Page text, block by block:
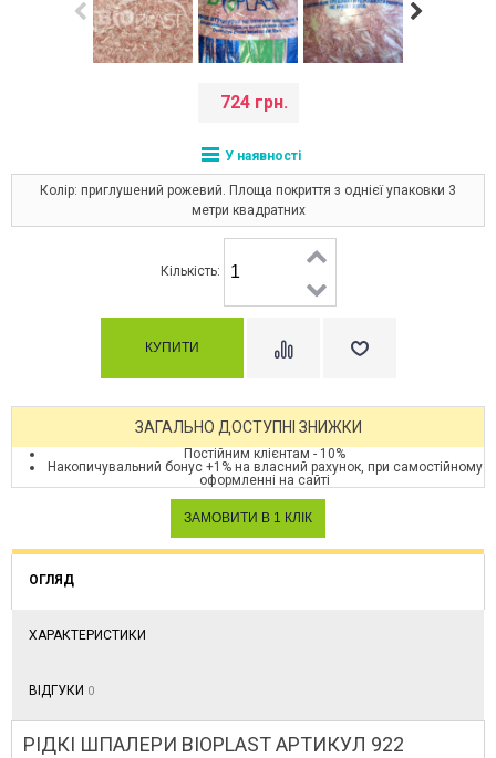
724 грн.
У наявності
Колір: приглушений рожевий. Площа покриття з однієї упаковки 3
метри квадратних
Кількість:
ЗАГАЛЬНО ДОСТУПНІ ЗНИЖКИ
Постійним клієнтам - 10%
Накопичувальний бонус +1% на власний рахунок, при самостійному
оформленні на сайті
ОГЛЯД
ХАРАКТЕРИСТИКИ
ВІДГУКИ 0
РІДКІ ШПАЛЕРИ BIOPLAST АРТИКУЛ 922